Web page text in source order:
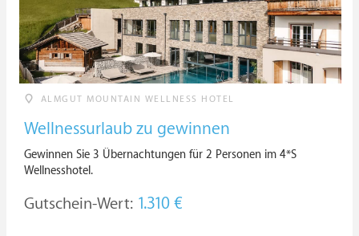
ALMGUT MOUNTAIN WELLNESS HOTEL
Wellnessurlaub zu gewinnen
Gewinnen Sie 3 Übernachtungen für 2 Personen im 4*S
Wellnesshotel.
Gutschein-Wert: 1.310 €